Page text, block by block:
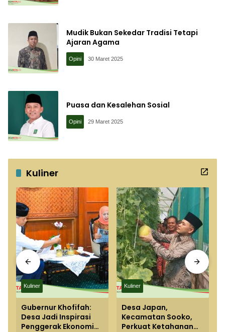
Mudik Bukan Sekedar Tradisi Tetapi
Ajaran Agama
Opini 30 Maret 2025
Puasa dan Kesalehan Sosial
Opini 29 Maret 2025
Kuliner
Kuliner
Gubernur Khofifah:
Desa Jadi Inspirasi
Penggerak Ekonomi
Kuliner
Desa Japan,
Kecamatan Sooko,
Perkuat Ketahanan